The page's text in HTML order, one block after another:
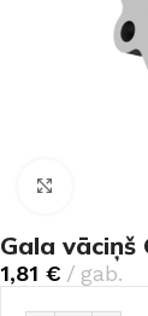
Gala vāciņš
1,81 € gab.